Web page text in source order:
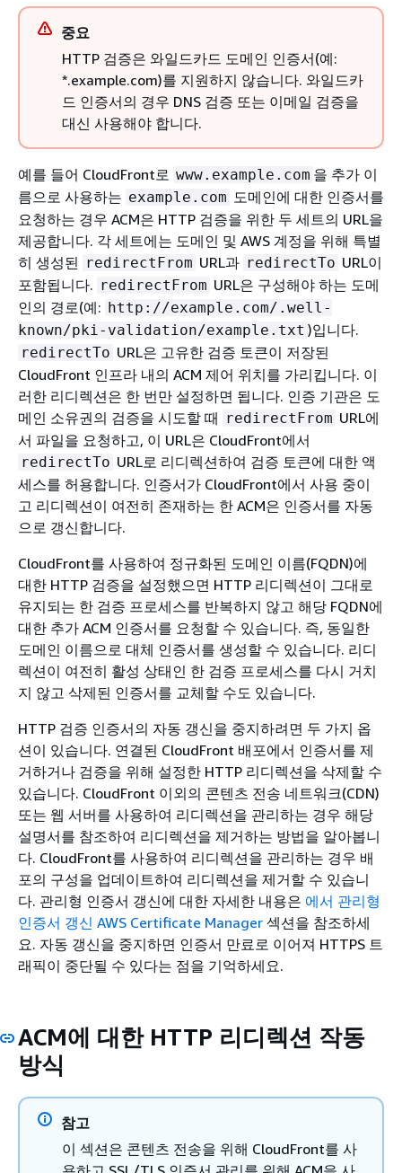
중요
HTTP 검증은 와일드카드 도메인 인증서(예:
*.example.com)를 지원하지 않습니다. 와일드카
드 인증서의 경우 DNS 검증 또는 이메일 검증을
대신 사용해야 합니다.
예를 들어 CloudFront로 www.example.com 을 추가 이
름으로 사용하는 example.com 도메인에 대한 인증서를
요청하는 경우 ACM은 HTTP 검증을 위한 두 세트의 URL을
제공합니다. 각 세트에는 도메인 및 AWS 계정을 위해 특별
히 생성된 redirectFrom URL과 redirectTo URL이
포함됩니다. redirectFrom URL은 구성해야 하는 도메
인의 경로(예: http://example.com/.well-
known/pki-validation/example.txt )입니다.
redirectTo URL은 고유한 검증 토큰이 저장된
CloudFront 인프라 내의 ACM 제어 위치를 가리킵니다. 이
러한 리디렉션은 한 번만 설정하면 됩니다. 인증 기관은 도
메인 소유권의 검증을 시도할 때 redirectFrom URL에
서 파일을 요청하고, 이 URL은 CloudFront에서
redirectTo URL로 리디렉션하여 검증 토큰에 대한 액
세스를 허용합니다. 인증서가 CloudFront에서 사용 중이
고 리디렉션이 여전히 존재하는 한 ACM은 인증서를 자동
으로 갱신합니다.
CloudFront를 사용하여 정규화된 도메인 이름(FQDN)에
대한 HTTP 검증을 설정했으면 HTTP 리디렉션이 그대로
유지되는 한 검증 프로세스를 반복하지 않고 해당 FQDN에
대한 추가 ACM 인증서를 요청할 수 있습니다. 즉, 동일한
도메인 이름으로 대체 인증서를 생성할 수 있습니다. 리디
렉션이 여전히 활성 상태인 한 검증 프로세스를 다시 거치
지 않고 삭제된 인증서를 교체할 수도 있습니다.
HTTP 검증 인증서의 자동 갱신을 중지하려면 두 가지 옵
션이 있습니다. 연결된 CloudFront 배포에서 인증서를 제
거하거나 검증을 위해 설정한 HTTP 리디렉션을 삭제할 수
있습니다. CloudFront 이외의 콘텐츠 전송 네트워크(CDN)
또는 웹 서버를 사용하여 리디렉션을 관리하는 경우 해당
설명서를 참조하여 리디렉션을 제거하는 방법을 알아봅니
다. CloudFront를 사용하여 리디렉션을 관리하는 경우 배
포의 구성을 업데이트하여 리디렉션을 제거할 수 있습니
다. 관리형 인증서 갱신에 대한 자세한 내용은 에서 관리형
인증서 갱신 AWS Certificate Manager 섹션을 참조하세
요. 자동 갱신을 중지하면 인증서 만료로 이어져 HTTPS 트
래픽이 중단될 수 있다는 점을 기억하세요.
ACM에 대한 HTTP 리디렉션 작동
방식
참고
이 섹션은 콘텐츠 전송을 위해 CloudFront를 사